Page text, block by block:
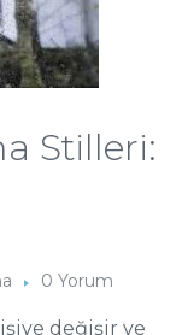
Stilleri:
0 Yorum
değişir ve